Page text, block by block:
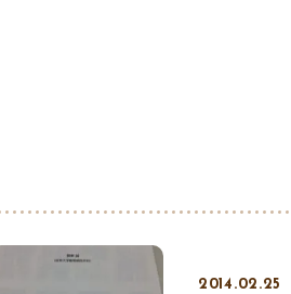
2014.02.25